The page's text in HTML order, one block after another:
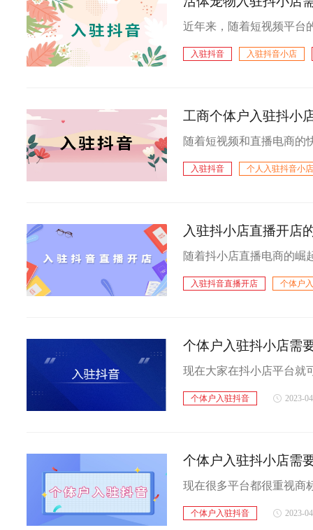
入驻抖音
入驻抖音小店
工商个体户入驻抖小
入驻抖音
个人入驻抖音小店
入驻抖小店直播开店
入驻抖音直播开店
个体户
个体户入驻抖小店需
个体户入驻抖音 2023-
个体户入驻抖小店需
个体户入驻抖音 2023-